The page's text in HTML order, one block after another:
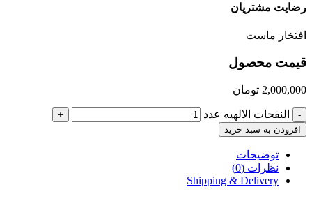
رضایت مشتریان
افتخار ماست
قیمت محصول
2,000,000 تومان
- النفحات الالهیه عدد
+
افزودن به سبد خرید
توضیحات
نظرات (0)
Shipping & Delivery